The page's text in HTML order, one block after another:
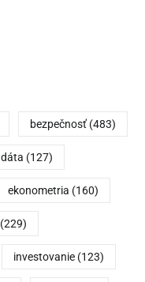
bezpečnosť (483)
dáta (127)
ekonometria (160)
(229)
investovanie (123)